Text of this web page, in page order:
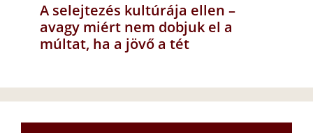
A selejtezés kultúrája ellen –
avagy miért nem dobjuk el a
múltat, ha a jövő a tét